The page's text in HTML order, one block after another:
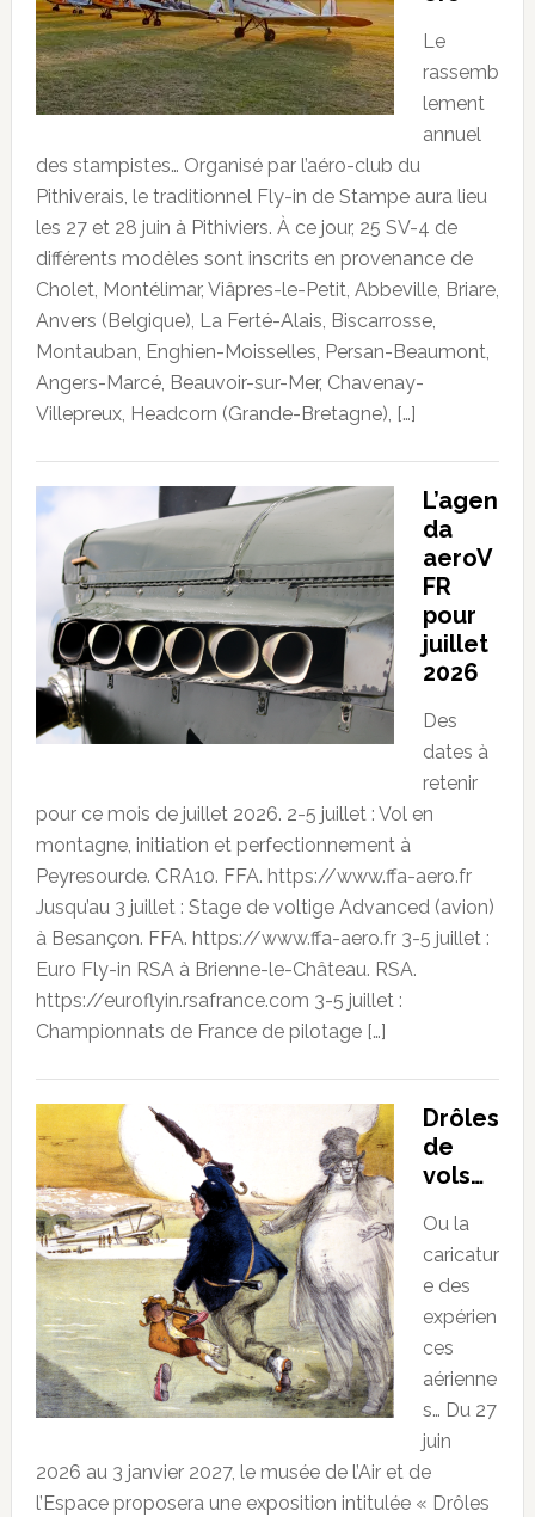
Le
rassemb
lement
annuel
des stampistes… Organisé par l’aéro-club du
Pithiverais, le traditionnel Fly-in de Stampe aura lieu
les 27 et 28 juin à Pithiviers. À ce jour, 25 SV-4 de
différents modèles sont inscrits en provenance de
Cholet, Montélimar, Viâpres-le-Petit, Abbeville, Briare,
Anvers (Belgique), La Ferté-Alais, Biscarrosse,
Montauban, Enghien-Moisselles, Persan-Beaumont,
Angers-Marcé, Beauvoir-sur-Mer, Chavenay-
Villepreux, Headcorn (Grande-Bretagne), […]
L’agen
da
aeroV
FR
pour
juillet
2026
Des
dates à
retenir
pour ce mois de juillet 2026. 2-5 juillet : Vol en
montagne, initiation et perfectionnement à
Peyresourde. CRA10. FFA. https://www.ffa-aero.fr
Jusqu’au 3 juillet : Stage de voltige Advanced (avion)
à Besançon. FFA. https://www.ffa-aero.fr 3-5 juillet :
Euro Fly-in RSA à Brienne-le-Château. RSA.
https://euroflyin.rsafrance.com 3-5 juillet :
Championnats de France de pilotage […]
Drôles
de
vols…
Ou la
caricatur
e des
expérien
ces
aérienne
s… Du 27
juin
2026 au 3 janvier 2027, le musée de l’Air et de
l’Espace proposera une exposition intitulée « Drôles